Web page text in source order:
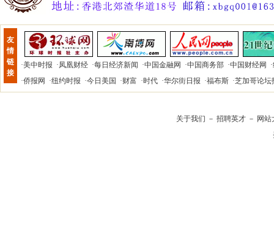
友
情
链
接
·美中时报 ·凤凰财经 ·每日经济新闻 ·中国金融网 ·中国商务部 ·中国财经网 ·
·侨报网 ·纽约时报 ·今日美国 ·财富 ·时代 ·华尔街日报 ·福布斯 ·芝加哥论坛
关于我们 － 招聘英才 － 网站